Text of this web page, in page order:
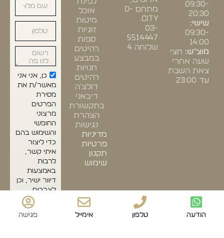
הודעה טלפון אימייל פגישה
09:30-
20:30
שישי:
09:30-
14:00
מוצ"ש: חצי
שעה אחרי
צאת השבת
עד 23:00
מתחם D-
CITY.
03-
5514447
שלוחה 4
אוכל
מיטות
זוגיות
ספות
רהיטים
במבצע
חנויות
רהיטים
דולצ'ה
דיבאני
בתקשורת
הצהרת
נגישות
מדיניות
פרטיות
תקנון
שימוש
כן, אני אני
מאשר/ת את
מסירת
הפרטים
מרצוני
החופשי
והשימוש בהם
כדי ליצור
איתי קשר,
לרבות
באמצעות
דיוור ישיר, וכן
לצרכים
סטטיסטיים.
אני מודע/ת
שאוכל לבטל